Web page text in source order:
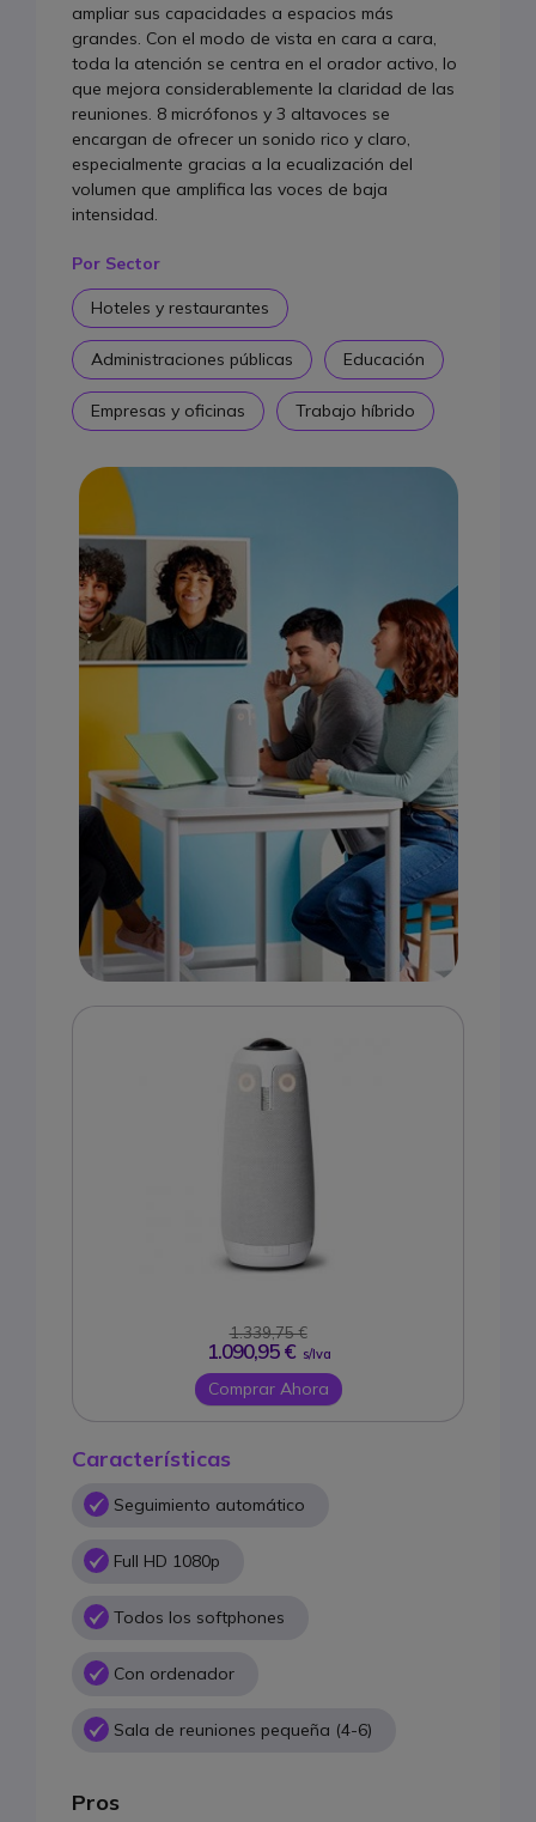
ampliar sus capacidades a espacios más
grandes. Con el modo de vista en cara a cara,
toda la atención se centra en el orador activo, lo
que mejora considerablemente la claridad de las
reuniones. 8 micrófonos y 3 altavoces se
encargan de ofrecer un sonido rico y claro,
especialmente gracias a la ecualización del
volumen que amplifica las voces de baja
intensidad.
Por Sector
Hoteles y restaurantes
Administraciones públicas Educación
Empresas y oficinas Trabajo híbrido
Características
Seguimiento automático
Full HD 1080p
Todos los softphones
Con ordenador
Sala de reuniones pequeña (4-6)
Pros
1.339,75 €
1.090,95 € s/Iva
Comprar Ahora